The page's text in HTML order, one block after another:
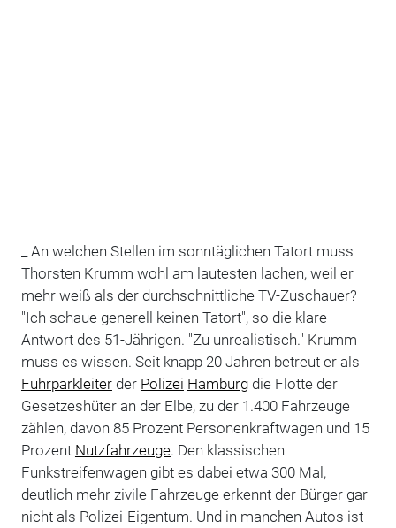
_ An welchen Stellen im sonntäglichen Tatort muss
Thorsten Krumm wohl am lautesten lachen, weil er
mehr weiß als der durchschnittliche TV-Zuschauer?
"Ich schaue generell keinen Tatort", so die klare
Antwort des 51-Jährigen. "Zu unrealistisch." Krumm
muss es wissen. Seit knapp 20 Jahren betreut er als
Fuhrparkleiterder Polizei Hamburgdie Flotte der
Gesetzeshüter an der Elbe, zu der 1.400 Fahrzeuge
zählen, davon 85 Prozent Personenkraftwagen und 15
Prozent Nutzfahrzeuge. Den klassischen
Funkstreifenwagen gibt es dabei etwa 300 Mal,
deutlich mehr zivile Fahrzeuge erkennt der Bürger gar
nicht als Polizei-Eigentum. Und in manchen Autos ist